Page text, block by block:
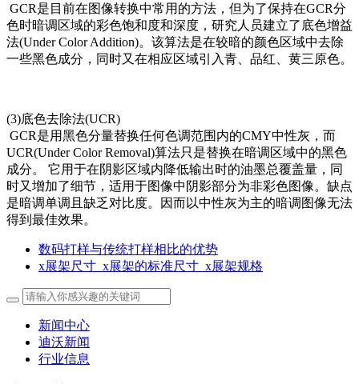
GCR是目前在图像转换中常用的方法，但为了保持在GCR分
色时暗调区域的彩色饱和度和深度，研究人员建立了底色增益
法(Under Color Addition)。该算法是在较暗的颜色区域中去除
一些黑色成分，同时又在相应区域引入青、品红、黄三原色。
(3)底色去除法(UCR)
GCR是用黑色分量替换任何色调范围内的CMY中性灰，而
UCR(Under Color Removal)算法只是替换在暗调区域中的黑色
成分。 它用于在阴影区域内降低输出时的油墨总覆盖量，同
时又增加了细节，适用于图像中阴影部分为非彩色图像。缺点
是暗调单调且缺乏对比度。因而以中性灰为主的暗调图像无法
得到最佳效果。
数码打样与传统打样相比的优势
x展架尺寸_x展架的标准尺寸_x展架规格
新闻中心
迪沃新闻
行业信息